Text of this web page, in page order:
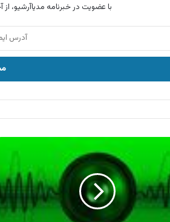
با عضویت در خبرنامه مدیاآرشیو، از